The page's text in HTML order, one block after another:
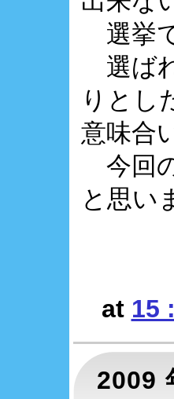
選挙
選ば
りとし
意味合
今回
と思い
at 15
2009